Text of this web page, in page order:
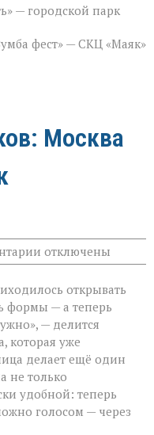
— городской парк
фест» — СКЦ «Маяк»
Москва
к
записи
вместо
кликов:
упрощает
доступ
к
медсправкам
отключены
открывать
формы — а теперь
— делится
которая уже
делает ещё один
не только
удобной: теперь
голосом — через